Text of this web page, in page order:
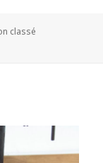
classé